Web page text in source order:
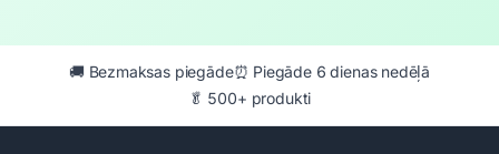
🚚 Bezmaksas piegāde⏰ Piegāde 6 dienas nedēļā
🥬 500+ produkti